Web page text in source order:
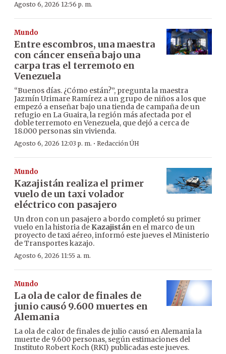
Agosto 6, 2026 12:56 p. m.
Mundo
Entre escombros, una maestra
con cáncer enseña bajo una
carpa tras el terremoto en
Venezuela
“Buenos días. ¿Cómo están?”, pregunta la maestra
Jazmín Urimare Ramírez a un grupo de niños a los que
empezó a enseñar bajo una tienda de campaña de un
refugio en La Guaira, la región más afectada por el
doble terremoto en Venezuela, que dejó a cerca de
18.000 personas sin vivienda.
Agosto 6, 2026 12:03 p. m. · Redacción ÚH
Mundo
Kazajistán realiza el primer
vuelo de un taxi volador
eléctrico con pasajero
Un dron con un pasajero a bordo completó su primer
vuelo en la historia de Kazajistán en el marco de un
proyecto de taxi aéreo, informó este jueves el Ministerio
de Transportes kazajo.
Agosto 6, 2026 11:55 a. m.
Mundo
La ola de calor de finales de
junio causó 9.600 muertes en
Alemania
La ola de calor de finales de julio causó en Alemania la
muerte de 9.600 personas, según estimaciones del
Instituto Robert Koch (RKI) publicadas este jueves.